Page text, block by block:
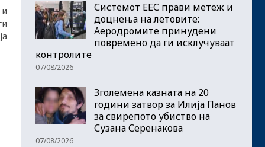
Системот ЕЕС прави метеж и
доцнења на летовите:
Аеродромите принудени
повремено да ги исклучуваат
контролите
07/08/2026
Зголемена казната на 20
години затвор за Илија Панов
за свирепото убиство на
Сузана Серенакова
07/08/2026